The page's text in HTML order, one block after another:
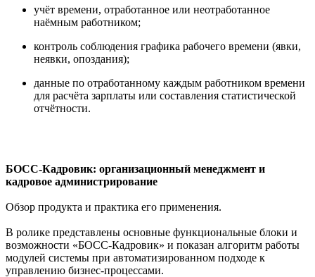
учёт времени, отработанное или неотработанное
наёмным работником;
контроль соблюдения графика рабочего времени (явки,
неявки, опоздания);
данные по отработанному каждым работником времени
для расчёта зарплаты или составления статистической
отчётности.
БОСС-Кадровик: организационный менеджмент и
кадровое администрирование
Обзор продукта и практика его применения.
В ролике представлены основные функциональные блоки и
возможности «БОСС-Кадровик» и показан алгоритм работы
модулей системы при автоматизированном подходе к
управлению бизнес-процессами.